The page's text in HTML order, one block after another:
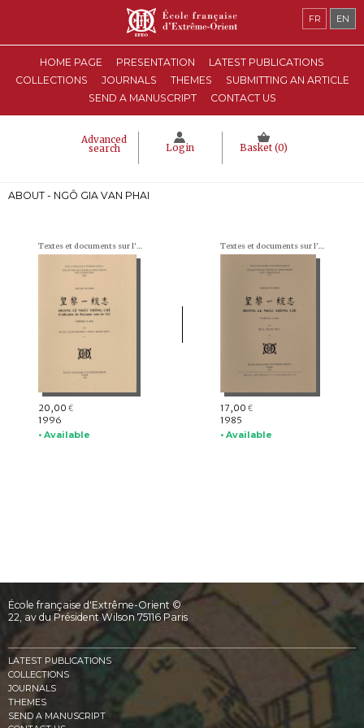
HOME PAGE PRESENTATION
LATEST PUBLICATIONS
COLLECTIONS
JOURNALS THEMES
SUBMITTING AN ARTICLE
SEND A MANUSCRIPT
CONTACT US
Advanced
search Login Basket (0)
FR EN
ABOUT - NGÔ GIA VAN PHAI
Textes et documents sur l'Indochine
20,00 €
1996
• Available
Textes et documents sur l'Indochine
17,00 €
1985
• Available
École française d'Extrême-Orient ©
22, av du Président Wilson 75116 Paris
LATEST PUBLICATIONS
COLLECTIONS
JOURNALS
THEMES
SEND A MANUSCRIPT